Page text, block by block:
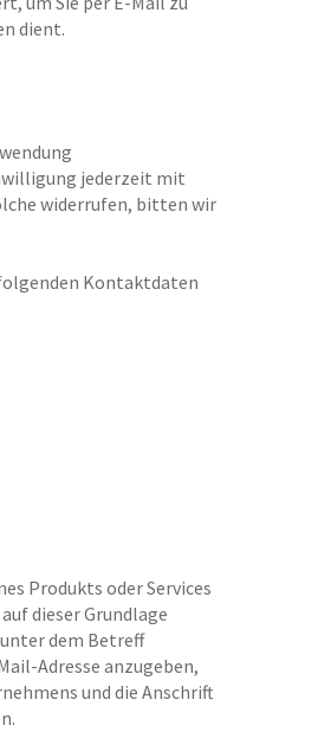
dient.
jederzeit mit
widerrufen, bitten wir
Kontaktdaten
Produkts oder Services
dieser Grundlage
dem Betreff
Adresse anzugeben,
und die Anschrift